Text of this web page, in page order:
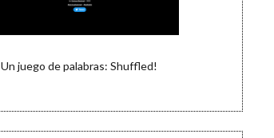
Un juego de palabras: Shuffled!